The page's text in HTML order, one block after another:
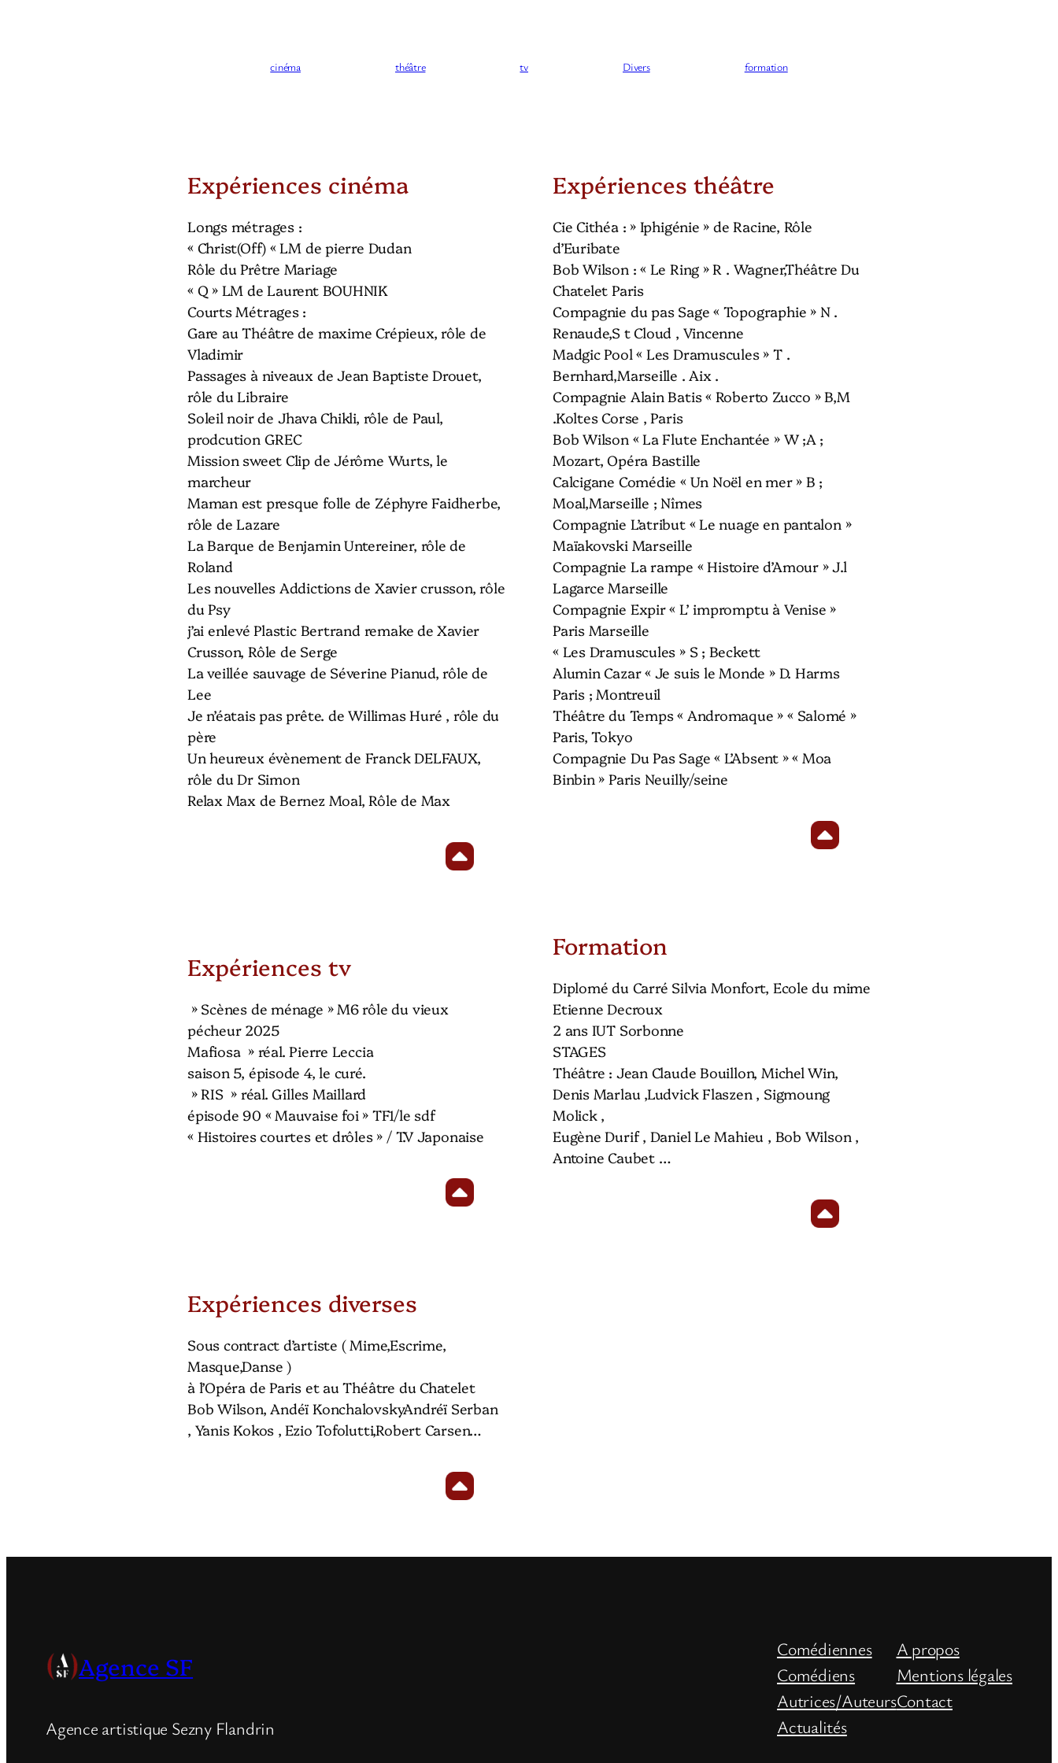
cinéma théâtre tv Divers formation
Expériences cinéma
Longs métrages :
« Christ(Off) « LM de pierre Dudan
Rôle du Prêtre Mariage
« Q » LM de Laurent BOUHNIK
Courts Métrages :
Gare au Théâtre de maxime Crépieux, rôle de
Vladimir
Passages à niveaux de Jean Baptiste Drouet,
rôle du Libraire
Soleil noir de Jhava Chikli, rôle de Paul,
prodcution GREC
Mission sweet Clip de Jérôme Wurts, le
marcheur
Maman est presque folle de Zéphyre Faidherbe,
rôle de Lazare
La Barque de Benjamin Untereiner, rôle de
Roland
Les nouvelles Addictions de Xavier crusson, rôle
du Psy
j’ai enlevé Plastic Bertrand remake de Xavier
Crusson, Rôle de Serge
La veillée sauvage de Séverine Pianud, rôle de
Lee
Je n’éatais pas prête. de Willimas Huré , rôle du
père
Un heureux évènement de Franck DELFAUX,
rôle du Dr Simon
Relax Max de Bernez Moal, Rôle de Max
Expériences tv
» Scènes de ménage » M6 rôle du vieux
pécheur 2025
Mafiosa » réal. Pierre Leccia
saison 5, épisode 4, le curé.
» RIS » réal. Gilles Maillard
épisode 90 « Mauvaise foi » TF1/le sdf
« Histoires courtes et drôles » / T.V Japonaise
Expériences diverses
Sous contract d’artiste ( Mime,Escrime,
Masque,Danse )
à l’Opéra de Paris et au Théâtre du Chatelet
Bob Wilson, Andéï KonchalovskyAndréï Serban
, Yanis Kokos , Ezio Tofolutti,Robert Carsen…
Expériences théâtre
Cie Cithéa : » Iphigénie » de Racine, Rôle
d’Euribate
Bob Wilson : « Le Ring » R . Wagner,Théâtre Du
Chatelet Paris
Compagnie du pas Sage « Topographie » N .
Renaude,S t Cloud , Vincenne
Madgic Pool « Les Dramuscules » T .
Bernhard,Marseille . Aix .
Compagnie Alain Batis « Roberto Zucco » B,M
.Koltes Corse , Paris
Bob Wilson « La Flute Enchantée » W ;A ;
Mozart, Opéra Bastille
Calcigane Comédie « Un Noël en mer » B ;
Moal,Marseille ; Nîmes
Compagnie L’atribut « Le nuage en pantalon »
Maïakovski Marseille
Compagnie La rampe « Histoire d’Amour » J.l
Lagarce Marseille
Compagnie Expir « L’ impromptu à Venise »
Paris Marseille
« Les Dramuscules » S ; Beckett
Alumin Cazar « Je suis le Monde » D. Harms
Paris ; Montreuil
Théâtre du Temps « Andromaque » « Salomé »
Paris, Tokyo
Compagnie Du Pas Sage « L’Absent » « Moa
Binbin » Paris Neuilly/seine
Formation
Diplomé du Carré Silvia Monfort, Ecole du mime
Etienne Decroux
2 ans IUT Sorbonne
STAGES
Théâtre : Jean Claude Bouillon, Michel Win,
Denis Marlau ,Ludvick Flaszen , Sigmoung
Molick ,
Eugène Durif , Daniel Le Mahieu , Bob Wilson ,
Antoine Caubet …
Agence SF
Agence artistique Sezny Flandrin
Comédiennes
Comédiens
Autrices/Auteurs
Actualités
A propos
Mentions légales
Contact